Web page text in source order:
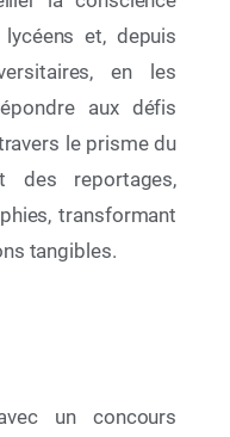
La Fondation
de
de l’Éducation
dresser le bilan
et, depuis
en les
aux défis
le prisme du
des reportages,
transformant
tangibles.
un concours